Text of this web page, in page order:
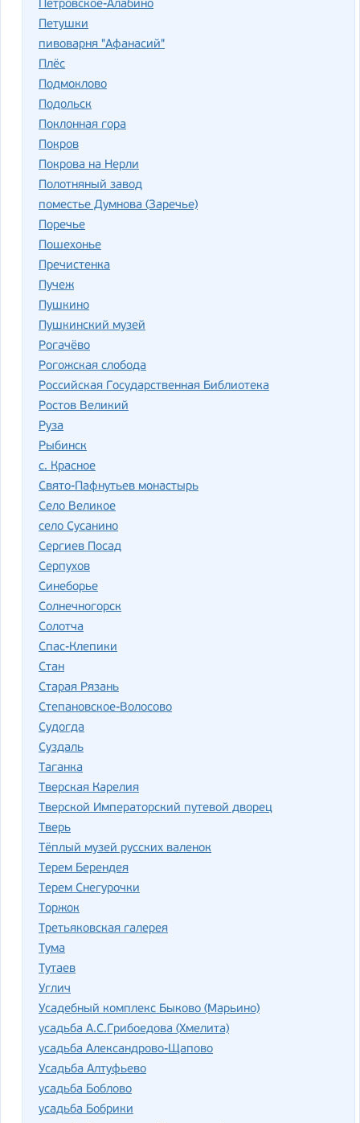
Петровское-Алабино
Петушки
пивоварня "Афанасий"
Плёс
Подмоклово
Подольск
Поклонная гора
Покров
Покрова на Нерли
Полотняный завод
поместье Думнова (Заречье)
Поречье
Пошехонье
Пречистенка
Пучеж
Пушкино
Пушкинский музей
Рогачёво
Рогожская слобода
Российская Государственная Библиотека
Ростов Великий
Руза
Рыбинск
с. Красное
Свято-Пафнутьев монастырь
Село Великое
село Сусанино
Сергиев Посад
Серпухов
Синеборье
Солнечногорск
Солотча
Спас-Клепики
Стан
Старая Рязань
Степановское-Волосово
Судогда
Суздаль
Таганка
Тверская Карелия
Тверской Императорский путевой дворец
Тверь
Тёплый музей русских валенок
Терем Берендея
Терем Снегурочки
Торжок
Третьяковская галерея
Тума
Тутаев
Углич
Усадебный комплекс Быково (Марьино)
усадьба А.С.Грибоедова (Хмелита)
усадьба Александрово-Щапово
Усадьба Алтуфьево
усадьба Боблово
усадьба Бобрики